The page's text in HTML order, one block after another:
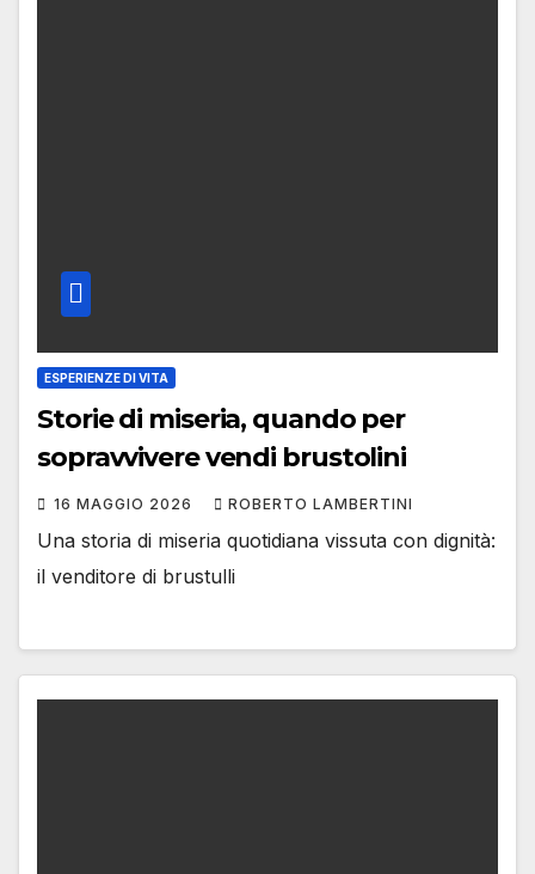
ESPERIENZE DI VITA
Storie di miseria, quando per
sopravvivere vendi brustolini
16 MAGGIO 2026 ROBERTO LAMBERTINI
Una storia di miseria quotidiana vissuta con dignità:
il venditore di brustulli